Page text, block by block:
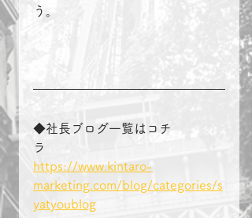
う。
◆社長ブログ一覧はコチ
ラ
https://www.kintaro-
marketing.com/blog/categories/s
yatyoublog